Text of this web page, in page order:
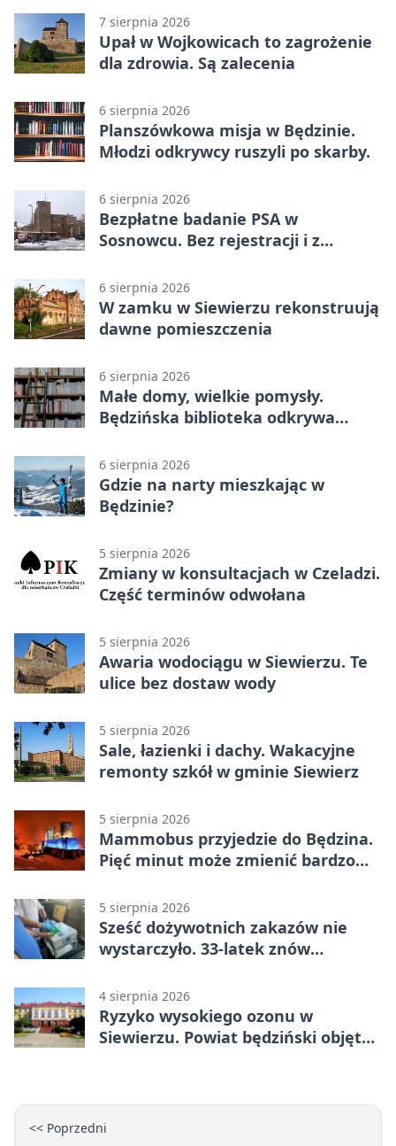
7 sierpnia 2026
Upał w Wojkowicach to zagrożenie
dla zdrowia. Są zalecenia
6 sierpnia 2026
Planszówkowa misja w Będzinie.
Młodzi odkrywcy ruszyli po skarby.
6 sierpnia 2026
Bezpłatne badanie PSA w
Sosnowcu. Bez rejestracji i z
6 sierpnia 2026
W zamku w Siewierzu rekonstruują
dawne pomieszczenia
6 sierpnia 2026
Małe domy, wielkie pomysły.
Będzińska biblioteka odkrywa
6 sierpnia 2026
Gdzie na narty mieszkając w
Będzinie?
5 sierpnia 2026
Zmiany w konsultacjach w Czeladzi.
Część terminów odwołana
5 sierpnia 2026
Awaria wodociągu w Siewierzu. Te
ulice bez dostaw wody
5 sierpnia 2026
Sale, łazienki i dachy. Wakacyjne
remonty szkół w gminie Siewierz
5 sierpnia 2026
Mammobus przyjedzie do Będzina.
Pięć minut może zmienić bardzo
5 sierpnia 2026
Sześć dożywotnich zakazów nie
wystarczyło. 33-latek znów
4 sierpnia 2026
Ryzyko wysokiego ozonu w
Siewierzu. Powiat będziński objęty
<< Poprzedni